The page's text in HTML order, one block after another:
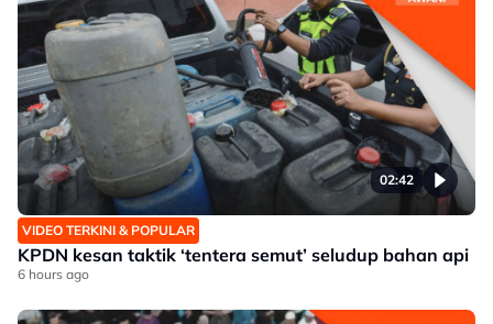
02:42
VIDEO TERKINI & POPULAR
KPDN kesan taktik ‘tentera semut’ seludup bahan api
6 hours ago